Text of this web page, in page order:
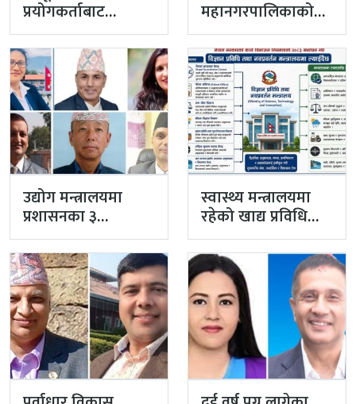
प्रयोगकर्ताबाट
सीसीएम उपाध्यक्ष
बनेका गुरुङको अवैध
इमेलले उठायो
अध्यक्ष…
महानगरपालिकाको
प्रमुख प्रशासकीय
अधिकृतमा अर्याल,
सहसचिव केसी
अख्तियारबाट ‘आउट’
उद्योग मन्त्रालयमा
प्रशासनका ३
सहसचिव फाजिलमा
स्वास्थ्य मन्त्रालयमा
रहेको खाद्य प्रविधि
तथा गुण नियन्त्रण
विभाग विज्ञान…